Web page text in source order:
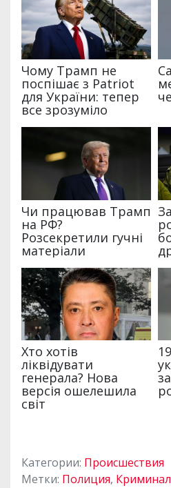
Категории: Происшествия
Метки: Полиция, Криминал